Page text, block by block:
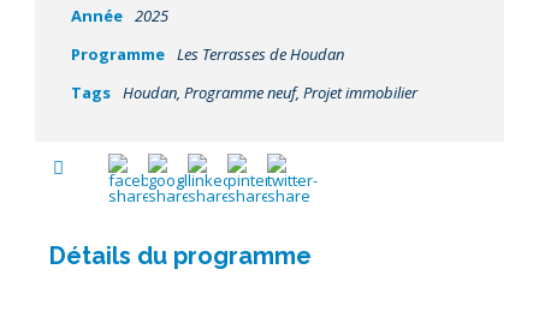
Année 2025
Programme Les Terrasses de Houdan
Tags Houdan, Programme neuf, Projet immobilier
Détails du programme